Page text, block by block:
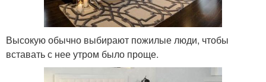
Высокую обычно выбирают пожилые люди, чтобы
вставать с нее утром было проще.